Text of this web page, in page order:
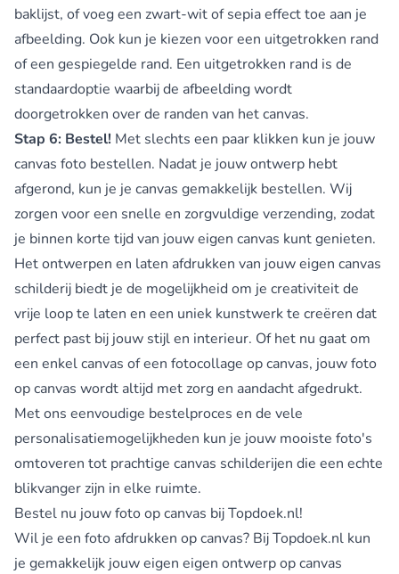
baklijst, of voeg een zwart-wit of sepia effect toe aan je
afbeelding. Ook kun je kiezen voor een uitgetrokken rand
of een gespiegelde rand. Een uitgetrokken rand is de
standaardoptie waarbij de afbeelding wordt
doorgetrokken over de randen van het canvas.
Stap 6: Bestel! Met slechts een paar klikken kun je jouw
canvas foto bestellen. Nadat je jouw ontwerp hebt
afgerond, kun je je canvas gemakkelijk bestellen. Wij
zorgen voor een snelle en zorgvuldige verzending, zodat
je binnen korte tijd van jouw eigen canvas kunt genieten.
Het ontwerpen en laten afdrukken van jouw eigen canvas
schilderij biedt je de mogelijkheid om je creativiteit de
vrije loop te laten en een uniek kunstwerk te creëren dat
perfect past bij jouw stijl en interieur. Of het nu gaat om
een enkel canvas of een fotocollage op canvas, jouw foto
op canvas wordt altijd met zorg en aandacht afgedrukt.
Met ons eenvoudige bestelproces en de vele
personalisatiemogelijkheden kun je jouw mooiste foto's
omtoveren tot prachtige canvas schilderijen die een echte
blikvanger zijn in elke ruimte.
Bestel nu jouw foto op canvas bij Topdoek.nl!
Wil je een foto afdrukken op canvas? Bij Topdoek.nl kun
je gemakkelijk jouw eigen eigen ontwerp op canvas